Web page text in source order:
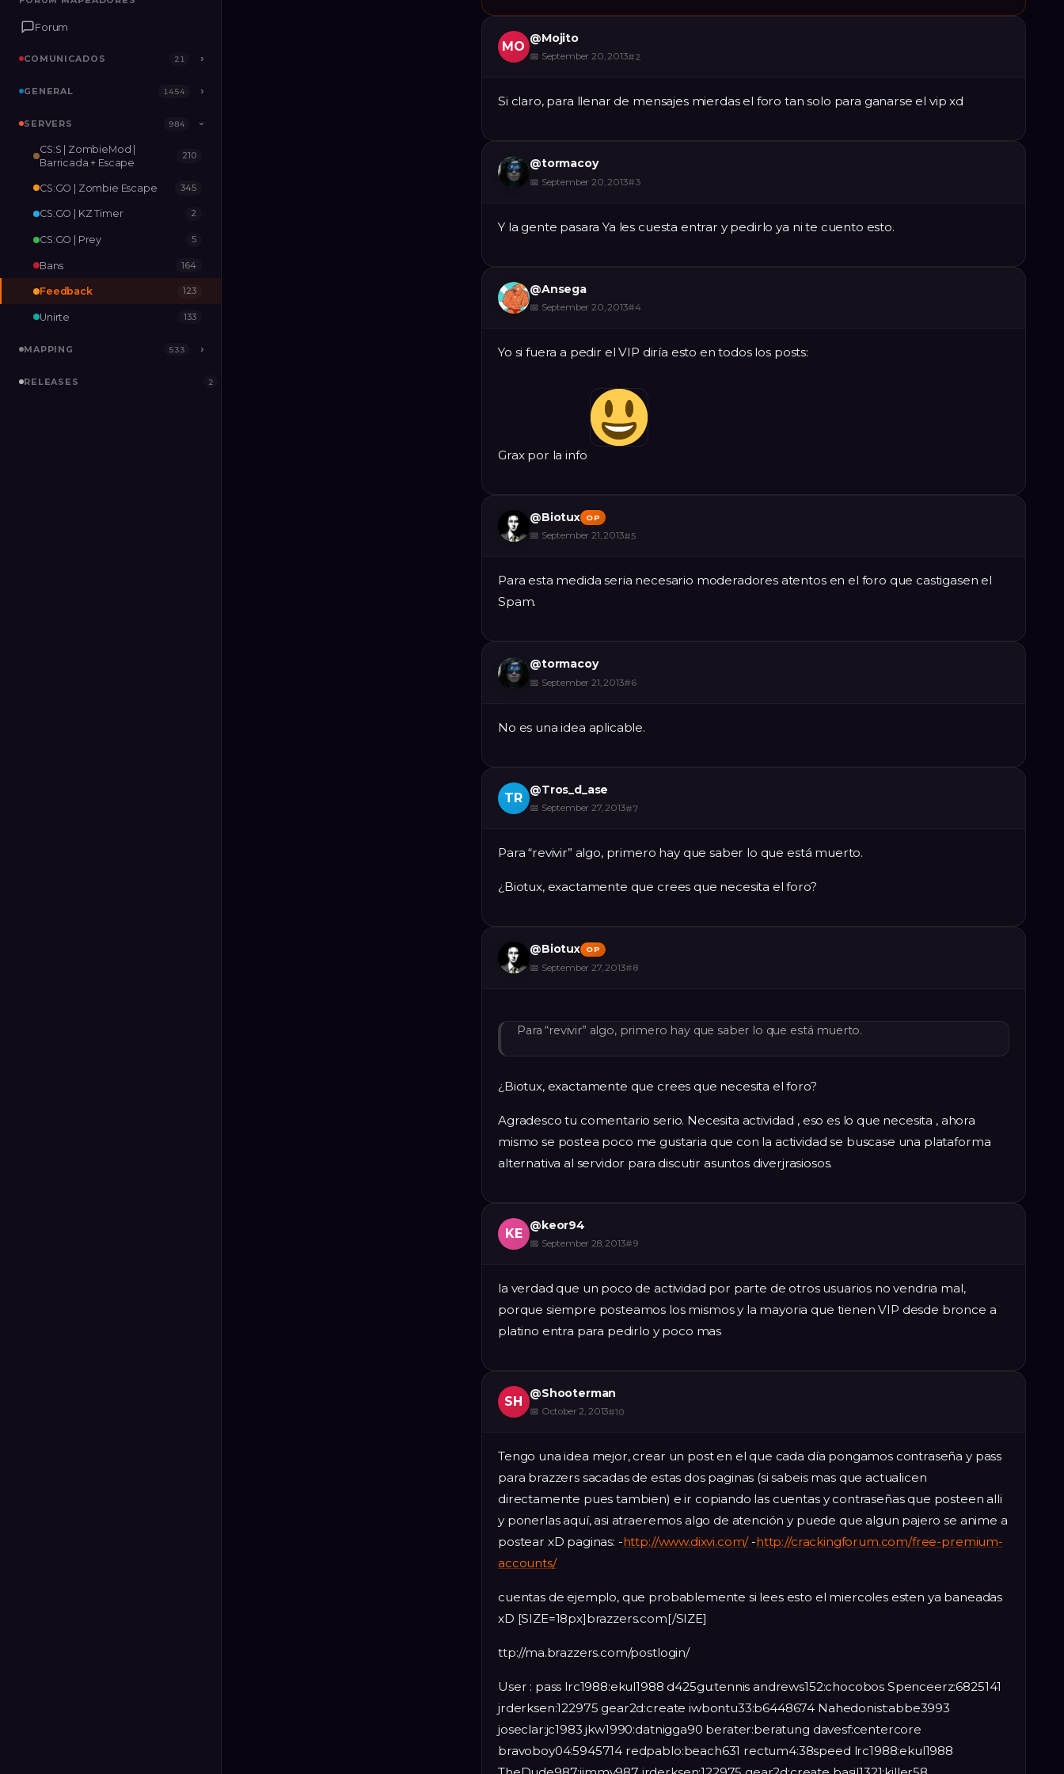
Forum
COMUNICADOS 21 ›
GENERAL 1454 ›
SERVERS 984 ›
MAPPING 533
RELEASES
Forum
COMUNICADOS 21 ›
GENERAL 1454 ›
SERVERS 984 ›
CS:S | ZombieMod |
Barricada + Escape
210
CS:GO | Zombie Escape 345
CS:GO | KZ Timer 2
CS:GO | Prey 5
Bans 164
Feedback 123
Unirte 133
MAPPING 533 ›
RELEASES 2
MO
@Mojito
📅 September 20, 2013#2
Si claro, para llenar de mensajes mierdas el foro tan solo para ganarse el vip xd
@tormacoy
📅 September 20, 2013#3
Y la gente pasara Ya les cuesta entrar y pedirlo ya ni te cuento esto.
@Ansega
📅 September 20, 2013#4
Yo si fuera a pedir el VIP diría esto en todos los posts:
Grax por la info
@Biotux OP
📅 September 21, 2013#5
Para esta medida seria necesario moderadores atentos en el foro que castigasen el
Spam.
@tormacoy
📅 September 21, 2013#6
No es una idea aplicable.
TR
@Tros_d_ase
📅 September 27, 2013#7
Para “revivir” algo, primero hay que saber lo que está muerto.
¿Biotux, exactamente que crees que necesita el foro?
@Biotux OP
📅 September 27, 2013#8
Para “revivir” algo, primero hay que saber lo que está muerto.
¿Biotux, exactamente que crees que necesita el foro?
Agradesco tu comentario serio. Necesita actividad , eso es lo que necesita , ahora
mismo se postea poco me gustaria que con la actividad se buscase una plataforma
alternativa al servidor para discutir asuntos diverjrasiosos.
KE
@keor94
📅 September 28, 2013#9
la verdad que un poco de actividad por parte de otros usuarios no vendria mal,
porque siempre posteamos los mismos y la mayoria que tienen VIP desde bronce a
platino entra para pedirlo y poco mas
SH
@Shooterman
📅 October 2, 2013#10
Tengo una idea mejor, crear un post en el que cada día pongamos contraseña y pass
para brazzers sacadas de estas dos paginas (si sabeis mas que actualicen
directamente pues tambien) e ir copiando las cuentas y contraseñas que posteen alli
y ponerlas aquí, asi atraeremos algo de atención y puede que algun pajero se anime a
postear xD paginas: -http://www.dixvi.com/-http://crackingforum.com/free-premium-
accounts/
cuentas de ejemplo, que probablemente si lees esto el miercoles esten ya baneadas
xD [SIZE=18px]brazzers.com[/SIZE]
ttp://ma.brazzers.com/postlogin/
User : pass lrc1988:ekul1988 d425gu:tennis andrews152:chocobos Spenceerz:6825141
jrderksen:122975 gear2d:create iwbontu33:b6448674 Nahedonist:abbe3993
joseclar:jc1983 jkw1990:datnigga90 berater:beratung davesf:centercore
bravoboy04:5945714 redpablo:beach631 rectum4:38speed lrc1988:ekul1988